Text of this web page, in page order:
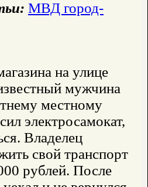
МВД город-
на улице
мужчина
местному
электросамокат,
Владелец
свой транспорт
рублей. После